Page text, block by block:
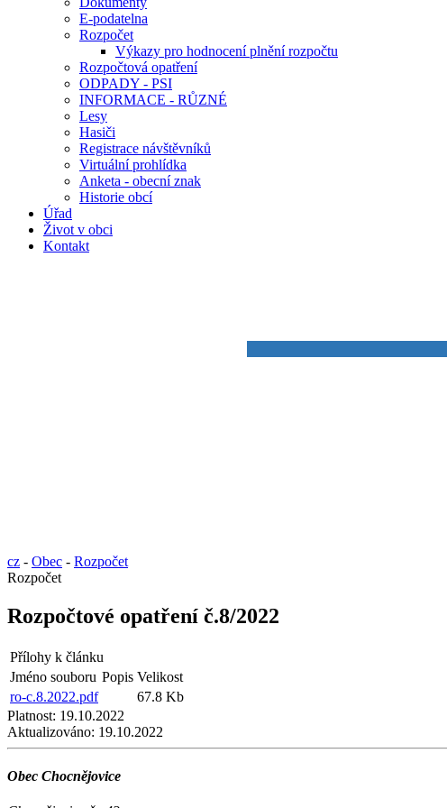
E-podatelna
Rozpočet
Výkazy pro hodnocení plnění rozpočtu
Rozpočtová opatření
ODPADY - PSI
INFORMACE - RŮZNÉ
Lesy
Hasiči
Registrace návštěvníků
Virtuální prohlídka
Anketa - obecní znak
Historie obcí
Úřad
Život v obci
Kontakt
cz - Obec - Rozpočet
Rozpočet
Rozpočtové opatření č.8/2022
Přílohy k článku
Jméno souboru Popis Velikost
ro-c.8.2022.pdf
67.8 Kb
Platnost: 19.10.2022
Aktualizováno: 19.10.2022
Obec Chocnějovice